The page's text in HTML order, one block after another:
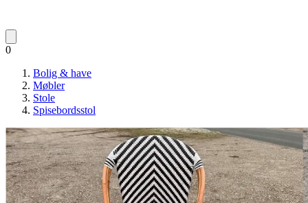
0
Bolig & have
Møbler
Stole
Spisebordsstol